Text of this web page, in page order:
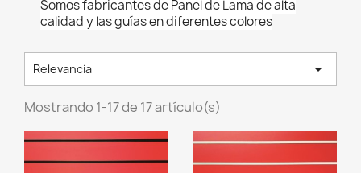
Somos fabricantes de Panel de Lama de alta
calidad y las guías en diferentes colores
Relevancia 
Mostrando 1-17 de 17 artículo(s)